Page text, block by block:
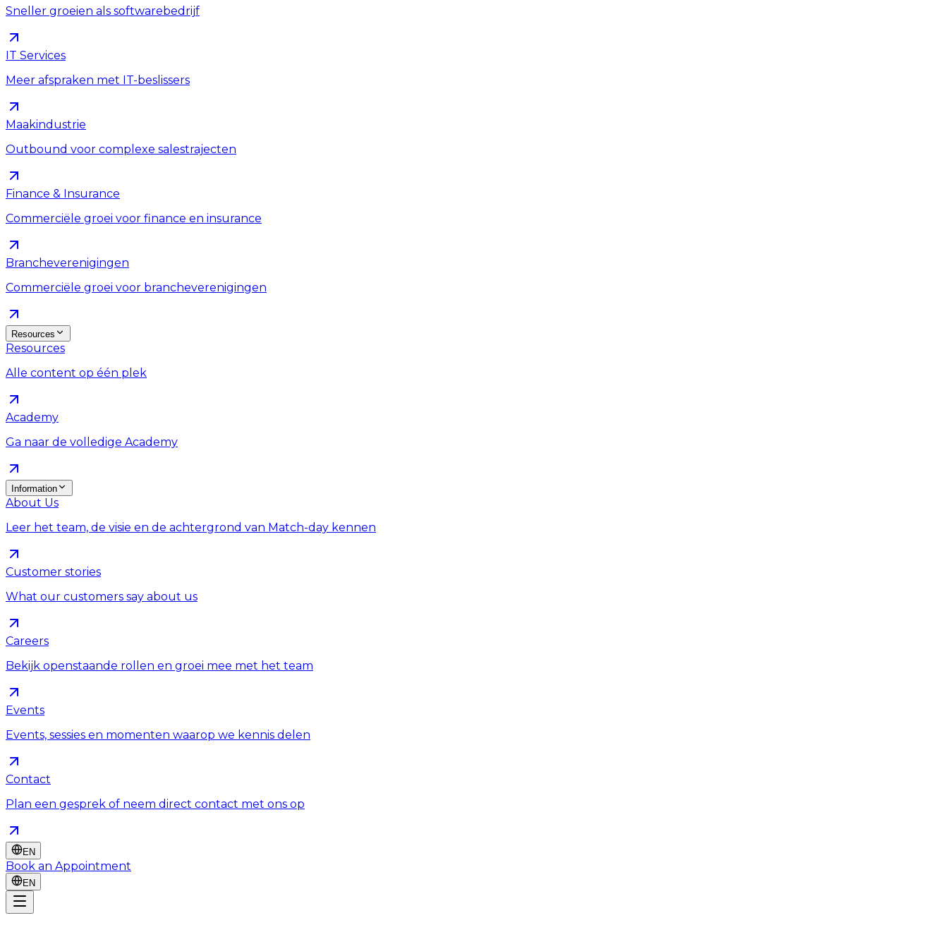
Sneller groeien als softwarebedrijf
IT Services
Meer afspraken met IT-beslissers
Maakindustrie
Outbound voor complexe salestrajecten
Finance & Insurance
Commerciële groei voor finance en insurance
Brancheverenigingen
Commerciële groei voor brancheverenigingen
Resources
Resources
Alle content op één plek
Academy
Ga naar de volledige Academy
Information
About Us
Leer het team, de visie en de achtergrond van Match-day kennen
Customer stories
What our customers say about us
Careers
Bekijk openstaande rollen en groei mee met het team
Events
Events, sessies en momenten waarop we kennis delen
Contact
Plan een gesprek of neem direct contact met ons op
EN
Book an Appointment
EN